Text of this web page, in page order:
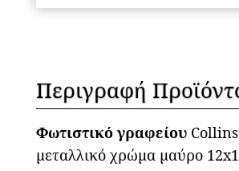
Περιγραφή
Φωτιστικό γραφείουCollins
μεταλλικό χρώμα μαύρο